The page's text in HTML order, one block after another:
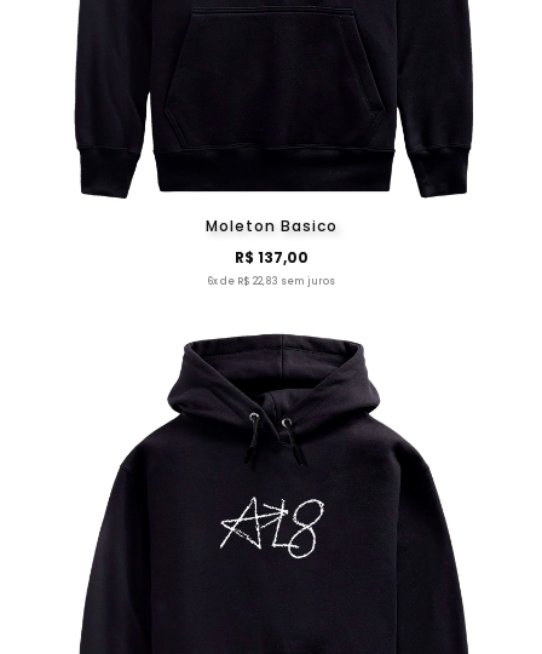
Moleton Basico
R$ 137,00
6x de R$ 22,83 sem juros